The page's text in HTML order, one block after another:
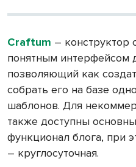
Craftum – конструктор
понятным интерфейсом
позволяющий как
собрать его на базе
шаблонов. Для
также доступны
функционал блога, при
– круглосуточная.